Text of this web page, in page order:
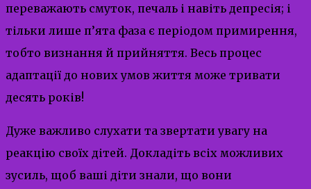
переважають смуток, печаль і навіть депресія; і
тільки лише п’ята фаза є періодом примирення,
тобто визнання й прийняття. Весь процес
адаптації до нових умов життя може тривати
десять років!
​Дуже важливо слухати та звертати увагу на
реакцію своїх дітей. Докладіть всіх можливих
зусиль, щоб ваші діти знали, що вони